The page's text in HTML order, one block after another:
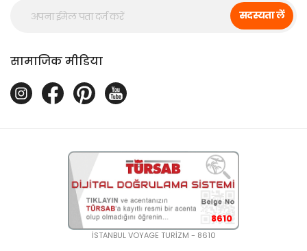
सदस्यता लें
सामाजिक मीडिया
8610
İSTANBUL VOYAGE TURİZM - 8610